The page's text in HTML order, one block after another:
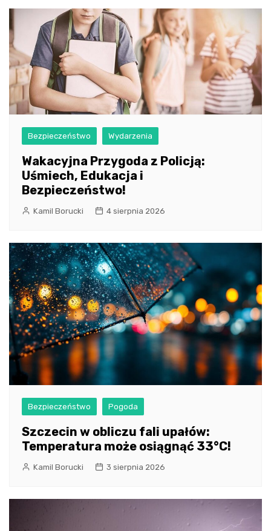
Bezpieczeństwo Wydarzenia
Wakacyjna Przygoda z Policją:
Uśmiech, Edukacja i
Bezpieczeństwo!
Kamil Borucki 4 sierpnia 2026
Bezpieczeństwo Pogoda
Szczecin w obliczu fali upałów:
Temperatura może osiągnąć 33°C!
Kamil Borucki 3 sierpnia 2026